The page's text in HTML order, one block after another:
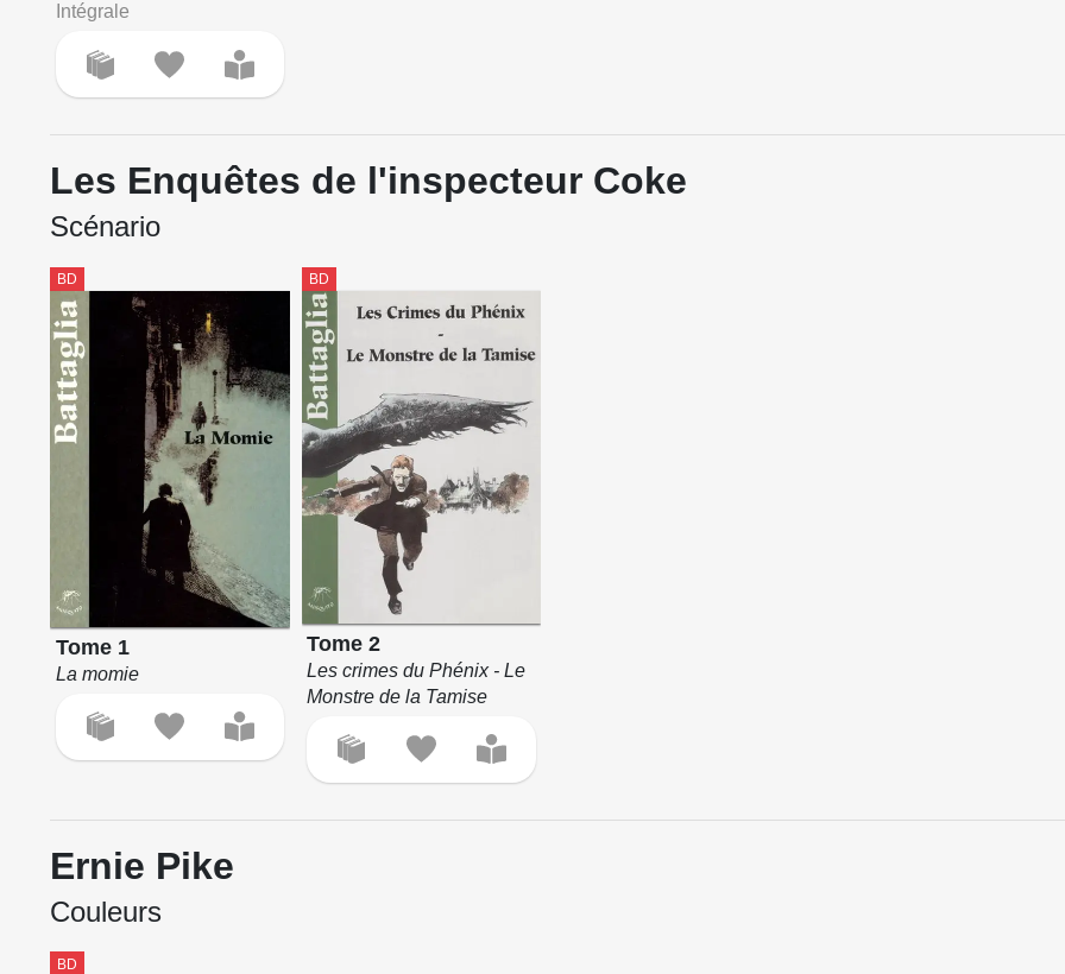
Intégrale
Les Enquêtes de l'inspecteur Coke
Scénario
BD
Tome 1
La momie
BD
Tome 2
Les crimes du Phénix - Le
Monstre de la Tamise
Ernie Pike
Couleurs
BD